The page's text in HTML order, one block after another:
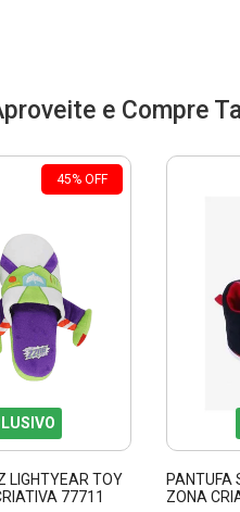
e Compre
45% OFF
LIGHTYEAR TOY
77711
PANTUFA
ZONA